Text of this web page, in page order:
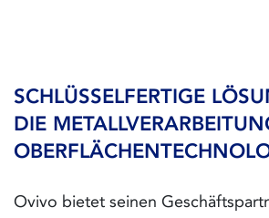
SCHLÜSSELFERTIGE
DIE
Ovivo bietet seinen